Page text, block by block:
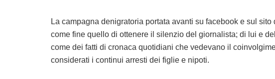
La campagna denigratoria portata avanti su facebook e sul sito
come fine quello di ottenere il silenzio del giornalista; di lui e
come dei fatti di cronaca quotidiani che vedevano il
considerati i continui arresti dei figlie e nipoti.